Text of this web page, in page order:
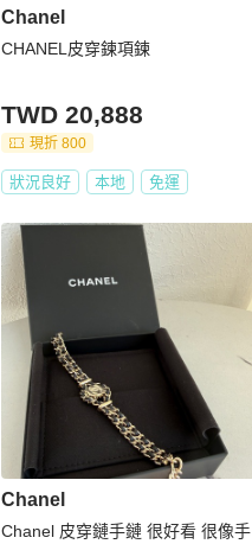
Chanel
CHANEL皮穿鍊項鍊
TWD 20,888
現折 800
狀況良好 本地 免運
Chanel
Chanel 皮穿鏈手鏈 很好看 很像手